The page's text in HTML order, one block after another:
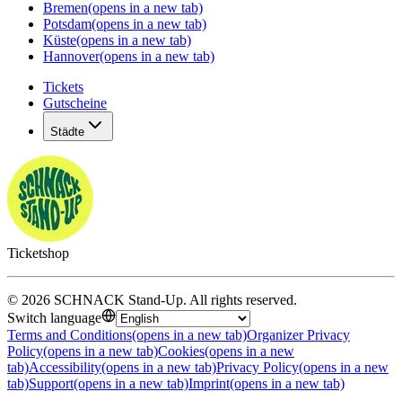
Bremen(opens in a new tab)
Potsdam(opens in a new tab)
Küste(opens in a new tab)
Hannover(opens in a new tab)
Tickets
Gutscheine
Städte
Ticketshop
© 2026 SCHNACK Stand-Up. All rights reserved.
Switch language
Terms and Conditions(opens in a new tab)Organizer Privacy
Policy(opens in a new tab)Cookies(opens in a new
tab)Accessibility(opens in a new tab)Privacy Policy(opens in a new
tab)Support(opens in a new tab)Imprint(opens in a new tab)